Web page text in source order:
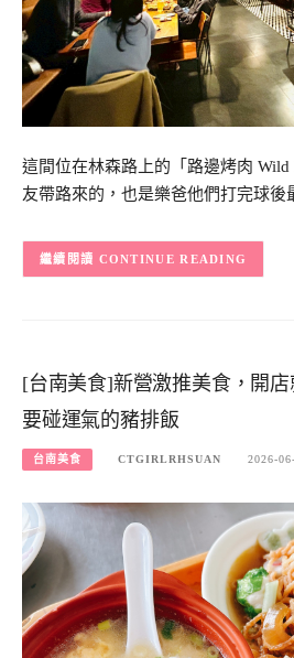
這間位在林森路上的「路邊烤肉
友帶路來的，也是樂爸他們打完球
CONTINUE READING
[台南美食]新營激推美食，開
要碰運氣的豬排飯
台南美食 CTGIRLRHSUAN 2026-